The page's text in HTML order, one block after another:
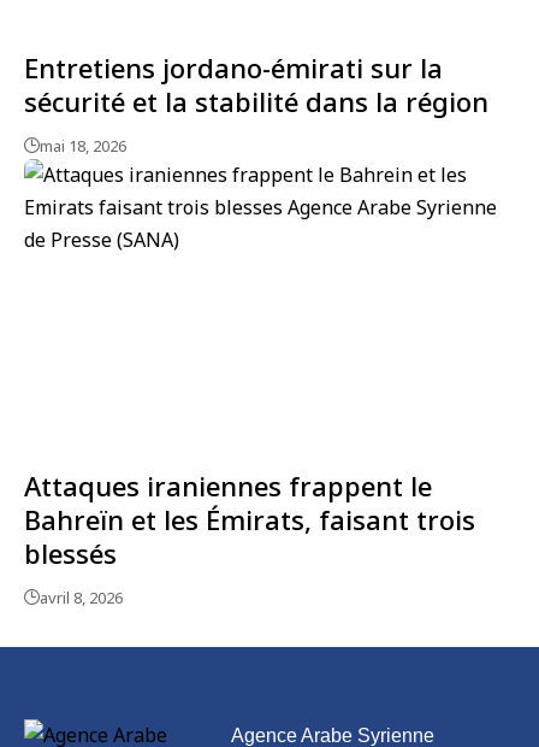
Entretiens jordano-émirati sur la
sécurité et la stabilité dans la région
mai 18, 2026
Attaques iraniennes frappent le
Bahreïn et les Émirats, faisant trois
blessés
avril 8, 2026
Agence Arabe Syrienne